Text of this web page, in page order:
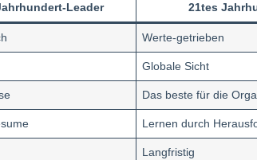
Leader 21tes
Werte-getrieben
Globale Sicht
Das beste für die
Lernen durch
Langfristig